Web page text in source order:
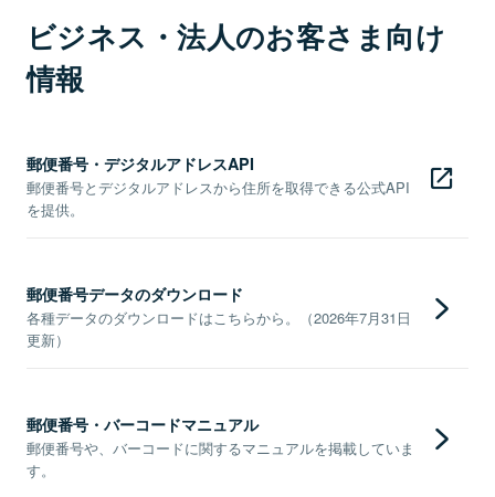
ビジネス・法人のお客さま向け
情報
郵便番号・デジタルアドレスAPI
郵便番号とデジタルアドレスから住所を取得できる公式API
を提供。
郵便番号データのダウンロード
各種データのダウンロードはこちらから。（2026年7月31日
更新）
郵便番号・バーコードマニュアル
郵便番号や、バーコードに関するマニュアルを掲載していま
す。